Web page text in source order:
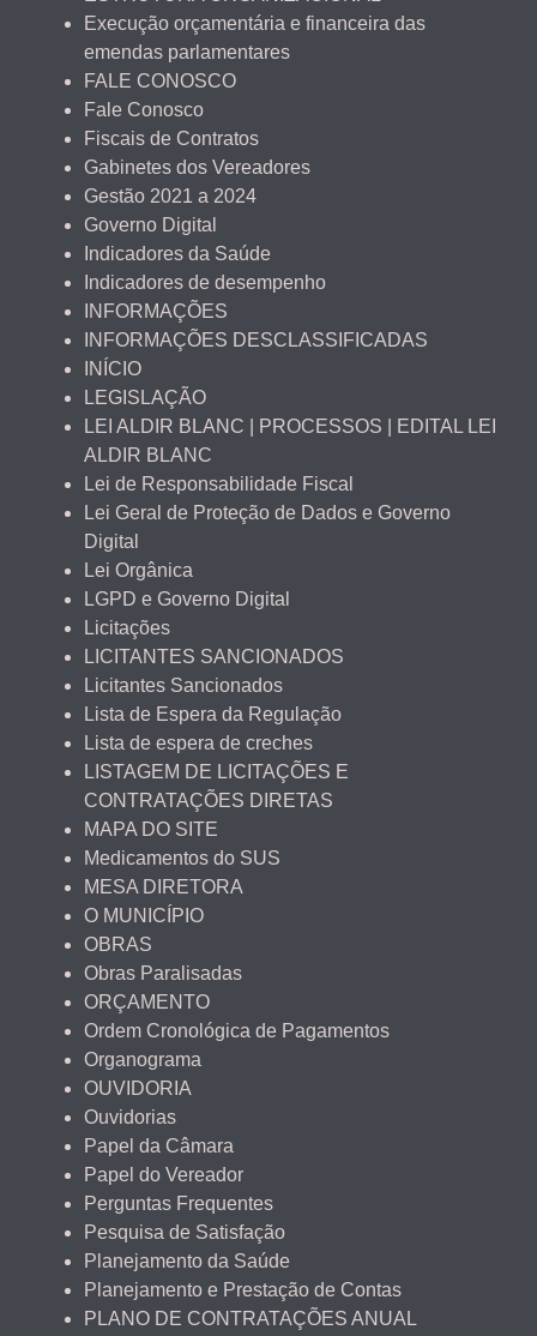
Execução orçamentária e financeira das
emendas parlamentares
FALE CONOSCO
Fale Conosco
Fiscais de Contratos
Gabinetes dos Vereadores
Gestão 2021 a 2024
Governo Digital
Indicadores da Saúde
Indicadores de desempenho
INFORMAÇÕES
INFORMAÇÕES DESCLASSIFICADAS
INÍCIO
LEGISLAÇÃO
LEI ALDIR BLANC | PROCESSOS | EDITAL LEI
ALDIR BLANC
Lei de Responsabilidade Fiscal
Lei Geral de Proteção de Dados e Governo
Digital
Lei Orgânica
LGPD e Governo Digital
Licitações
LICITANTES SANCIONADOS
Licitantes Sancionados
Lista de Espera da Regulação
Lista de espera de creches
LISTAGEM DE LICITAÇÕES E
CONTRATAÇÕES DIRETAS
MAPA DO SITE
Medicamentos do SUS
MESA DIRETORA
O MUNICÍPIO
OBRAS
Obras Paralisadas
ORÇAMENTO
Ordem Cronológica de Pagamentos
Organograma
OUVIDORIA
Ouvidorias
Papel da Câmara
Papel do Vereador
Perguntas Frequentes
Pesquisa de Satisfação
Planejamento da Saúde
Planejamento e Prestação de Contas
PLANO DE CONTRATAÇÕES ANUAL